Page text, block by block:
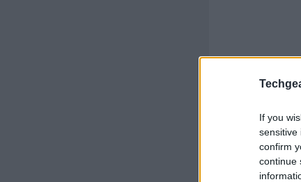
If you
sensitive
confirm
continue